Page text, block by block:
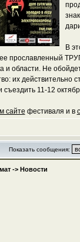
В
прославленный
и области. Не
их действительно
съездить 11-12
сайте фестиваля и в
Показать сообщения:
-> Новости